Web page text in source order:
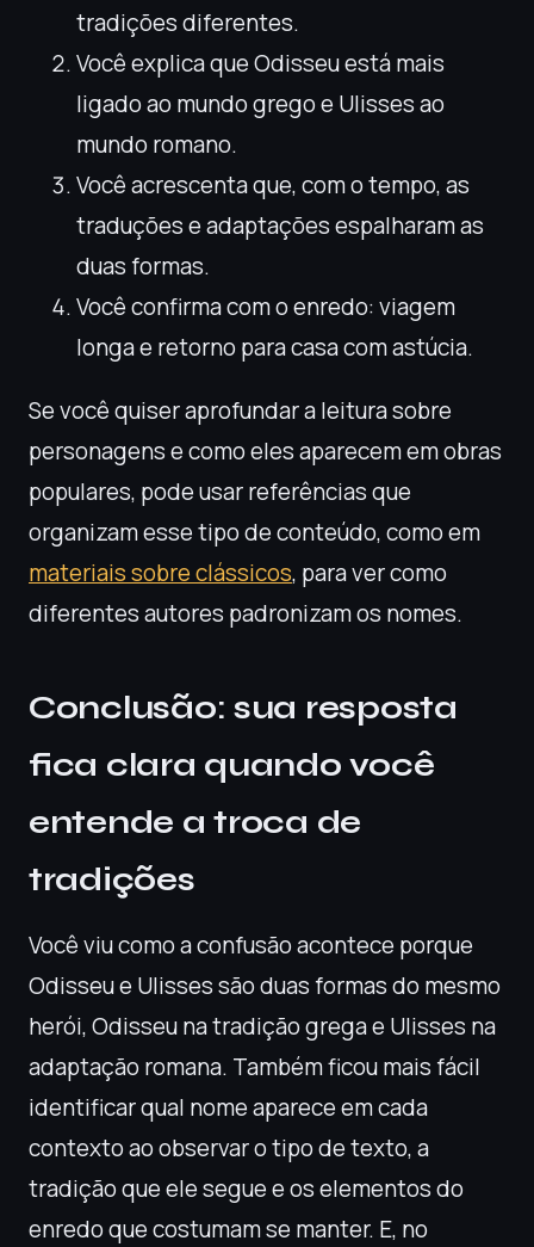
tradições diferentes.
Você explica que Odisseu está mais
ligado ao mundo grego e Ulisses ao
mundo romano.
Você acrescenta que, com o tempo, as
traduções e adaptações espalharam as
duas formas.
Você confirma com o enredo: viagem
longa e retorno para casa com astúcia.
Se você quiser aprofundar a leitura sobre
personagens e como eles aparecem em obras
populares, pode usar referências que
organizam esse tipo de conteúdo, como em
materiais sobre clássicos, para ver como
diferentes autores padronizam os nomes.
Conclusão: sua resposta
fica clara quando você
entende a troca de
tradições
Você viu como a confusão acontece porque
Odisseu e Ulisses são duas formas do mesmo
herói, Odisseu na tradição grega e Ulisses na
adaptação romana. Também ficou mais fácil
identificar qual nome aparece em cada
contexto ao observar o tipo de texto, a
tradição que ele segue e os elementos do
enredo que costumam se manter. E, no